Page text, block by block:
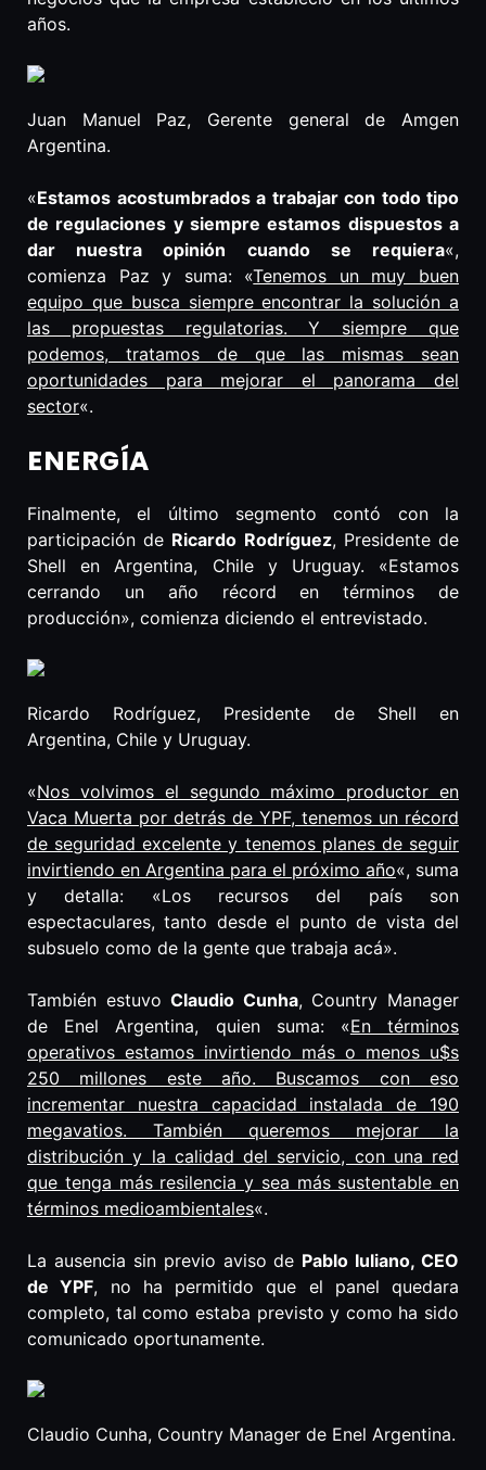
años.
Juan Manuel Paz, Gerente general de Amgen
Argentina.
«Estamos acostumbrados a trabajar con todo tipo
de regulaciones y siempre estamos dispuestos a
dar nuestra opinión cuando se requiera«,
comienza Paz y suma: «Tenemos un muy buen
equipo que busca siempre encontrar la solución a
las propuestas regulatorias. Y siempre que
podemos, tratamos de que las mismas sean
oportunidades para mejorar el panorama del
sector«.
ENERGÍA
Finalmente, el último segmento contó con la
participación de Ricardo Rodríguez, Presidente de
Shell en Argentina, Chile y Uruguay. «Estamos
cerrando un año récord en términos de
producción», comienza diciendo el entrevistado.
Ricardo Rodríguez, Presidente de Shell en
Argentina, Chile y Uruguay.
«Nos volvimos el segundo máximo productor en
Vaca Muerta por detrás de YPF, tenemos un récord
de seguridad excelente y tenemos planes de seguir
invirtiendo en Argentina para el próximo año«, suma
y detalla: «Los recursos del país son
espectaculares, tanto desde el punto de vista del
subsuelo como de la gente que trabaja acá».
También estuvoClaudio Cunha, Country Manager
de Enel Argentina, quien suma: «En términos
operativos estamos invirtiendo más o menos u$s
250 millones este año. Buscamos con eso
incrementar nuestra capacidad instalada de 190
megavatios. También queremos mejorar la
distribución y la calidad del servicio, con una red
que tenga más resilencia y sea más sustentable en
términos medioambientales«.
La ausencia sin previo aviso de Pablo Iuliano, CEO
de YPF, no ha permitido que el panel quedara
completo, tal como estaba previsto y como ha sido
comunicado oportunamente.
Claudio Cunha, Country Manager de Enel Argentina.